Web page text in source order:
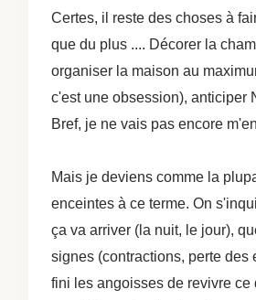
Certes, il reste des choses à
que du plus .... Décorer la
organiser la maison au
c'est une obsession), anticiper
Bref, je ne vais pas encore
Mais je deviens comme la
enceintes à ce terme. On
ça va arriver (la nuit, le jour),
signes (contractions, perte des
fini les angoisses de revivre ce